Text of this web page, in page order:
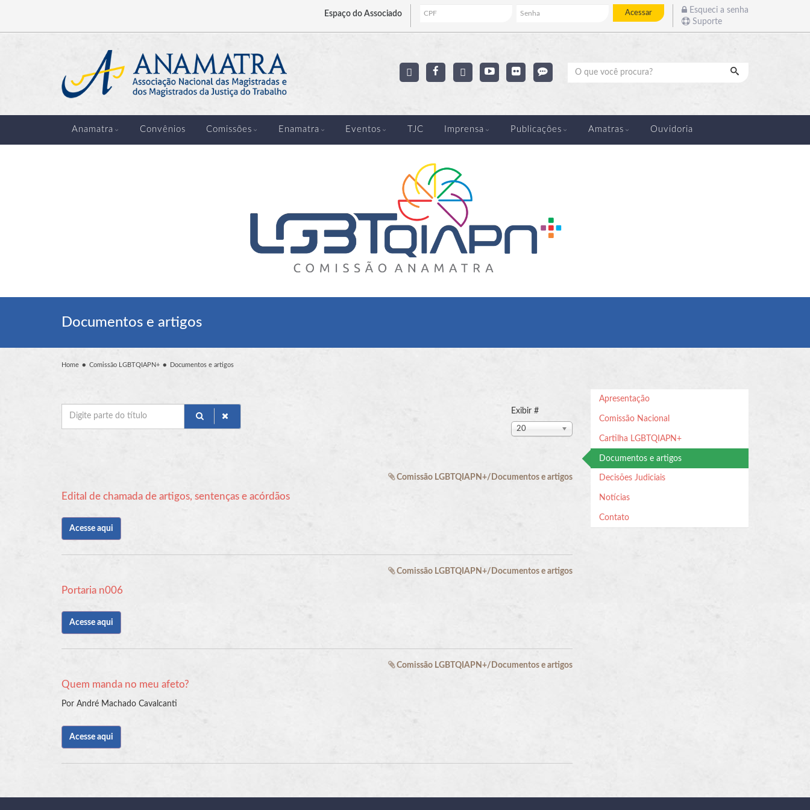
Espaço do Associado Acessar
Esqueci a senha
Suporte
Pesquisar
Anamatra Convênios Comissões Enamatra Eventos TJC Imprensa Publicações Amatras Ouvidoria
Documentos e artigos
Home Comissão LGBTQIAPN+ Documentos e artigos
Digite
Exibir #
20
Comissão LGBTQIAPN+/Documentos e artigos
Edital de chamada de artigos, sentenças e acórdãos
Acesse aqui
Comissão LGBTQIAPN+/Documentos e artigos
Portaria n006
Acesse aqui
Comissão LGBTQIAPN+/Documentos e artigos
Quem manda no meu afeto?
Por André Machado Cavalcanti
Acesse aqui
Apresentação
Comissão Nacional
Cartilha LGBTQIAPN+
Documentos e artigos
Decisões Judiciais
Notícias
Contato